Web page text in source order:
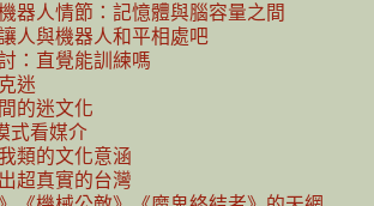
器人情節：記憶體與腦容量之間
人與機器人和平相處吧
：直覺能訓練嗎
迷
的迷文化
式看媒介
類的文化意涵
超真實的台灣